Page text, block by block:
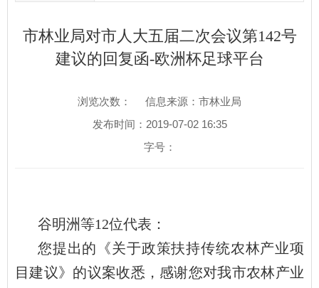
市林业局对市人大五届二次会议第142号
建议的回复函-欧洲杯足球平台
浏览次数：
信息来源：市林业局
发布时间：2019-07-02 16:35
字号：
谷明洲等12位代表：
您提出的《关于政策扶持传统农林产业项
目建议》的议案收悉，感谢您对我市农林产业